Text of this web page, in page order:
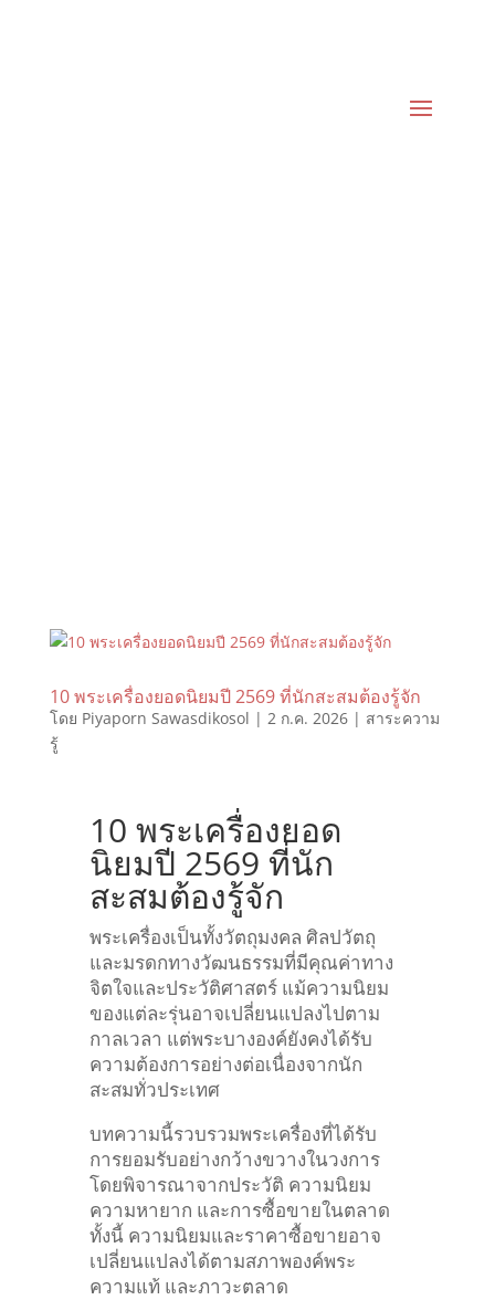
10 พระเครื่องยอดนิยมปี 2569 ที่นักสะสมต้องรู้จัก
โดย Piyaporn Sawasdikosol | 2 ก.ค. 2026| สาระความ
รู้
10 พระเครื่องยอด
นิยมปี 2569 ที่นัก
สะสมต้องรู้จัก
พระเครื่องเป็นทั้งวัตถุมงคล ศิลปวัตถุ
และมรดกทางวัฒนธรรมที่มีคุณค่าทาง
จิตใจและประวัติศาสตร์ แม้ความนิยม
ของแต่ละรุ่นอาจเปลี่ยนแปลงไปตาม
กาลเวลา แต่พระบางองค์ยังคงได้รับ
ความต้องการอย่างต่อเนื่องจากนัก
สะสมทั่วประเทศ
บทความนี้รวบรวมพระเครื่องที่ได้รับ
การยอมรับอย่างกว้างขวางในวงการ
โดยพิจารณาจากประวัติ ความนิยม
ความหายาก และการซื้อขายในตลาด
ทั้งนี้ ความนิยมและราคาซื้อขายอาจ
เปลี่ยนแปลงได้ตามสภาพองค์พระ
ความแท้ และภาวะตลาด